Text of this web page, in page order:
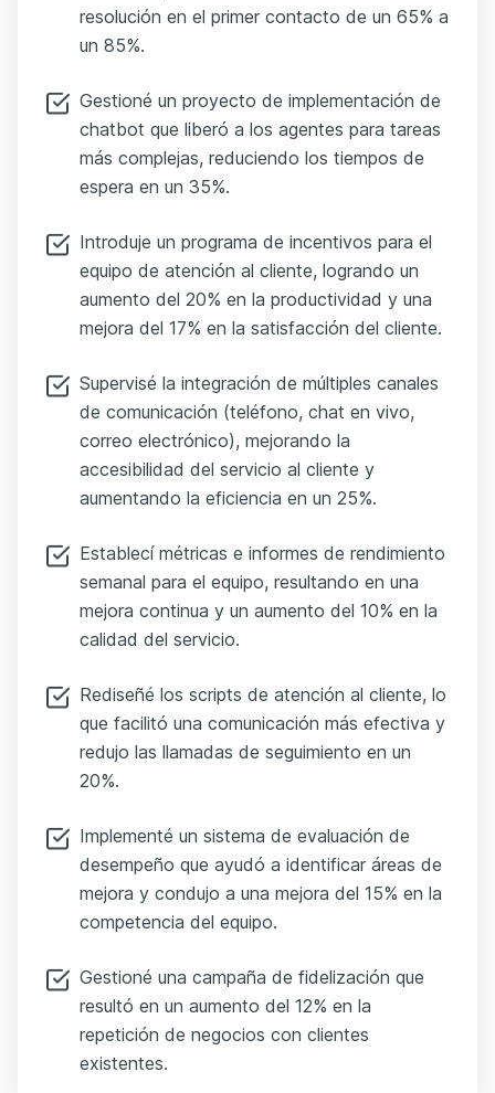
resolución en el primer contacto de un 65% a
un 85%.
Gestioné un proyecto de implementación de
chatbot que liberó a los agentes para tareas
más complejas, reduciendo los tiempos de
espera en un 35%.
Introduje un programa de incentivos para el
equipo de atención al cliente, logrando un
aumento del 20% en la productividad y una
mejora del 17% en la satisfacción del cliente.
Supervisé la integración de múltiples canales
de comunicación (teléfono, chat en vivo,
correo electrónico), mejorando la
accesibilidad del servicio al cliente y
aumentando la eficiencia en un 25%.
Establecí métricas e informes de rendimiento
semanal para el equipo, resultando en una
mejora continua y un aumento del 10% en la
calidad del servicio.
Rediseñé los scripts de atención al cliente, lo
que facilitó una comunicación más efectiva y
redujo las llamadas de seguimiento en un
20%.
Implementé un sistema de evaluación de
desempeño que ayudó a identificar áreas de
mejora y condujo a una mejora del 15% en la
competencia del equipo.
Gestioné una campaña de fidelización que
resultó en un aumento del 12% en la
repetición de negocios con clientes
existentes.